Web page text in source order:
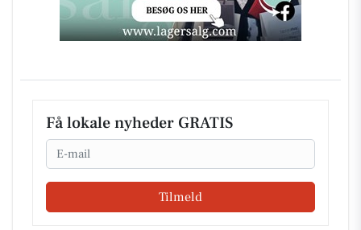
Få lokale nyheder GRATIS
Email
Tilmeld